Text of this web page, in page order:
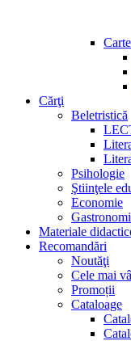
Cărţi
Beletristică
Psihologie
Ştiinţele
Economie
Materiale
Recomandări
Noutăţi
Cele mai
Promoții
Cataloage